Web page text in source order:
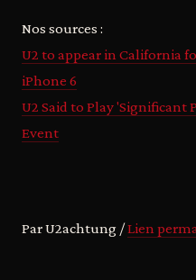
Nos sources :
U2 to appear in California
iPhone 6
U2 Said to Play 'Significant
Event
Par U2achtung /Lien